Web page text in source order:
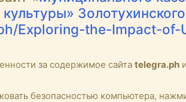
Exploring-the-Impact-
за содержимое сайта telegra.ph
безопасностью компьютера,